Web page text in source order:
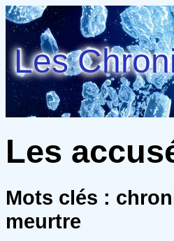
Les
Les
Mots clés :
meurtre